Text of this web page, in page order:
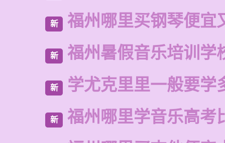
新 福州哪里买钢琴便宜
新 福州暑假音乐培训学
新 学尤克里里一般要学
新
福州哪里学音乐高考